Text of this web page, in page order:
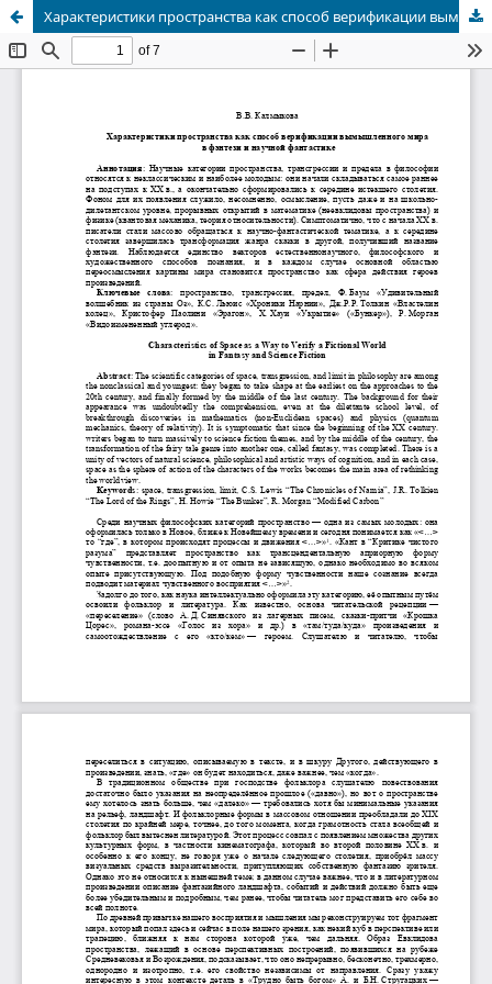
Характеристики пространства как способ верификации вымышленного мира в фэнтези и научной фантастике